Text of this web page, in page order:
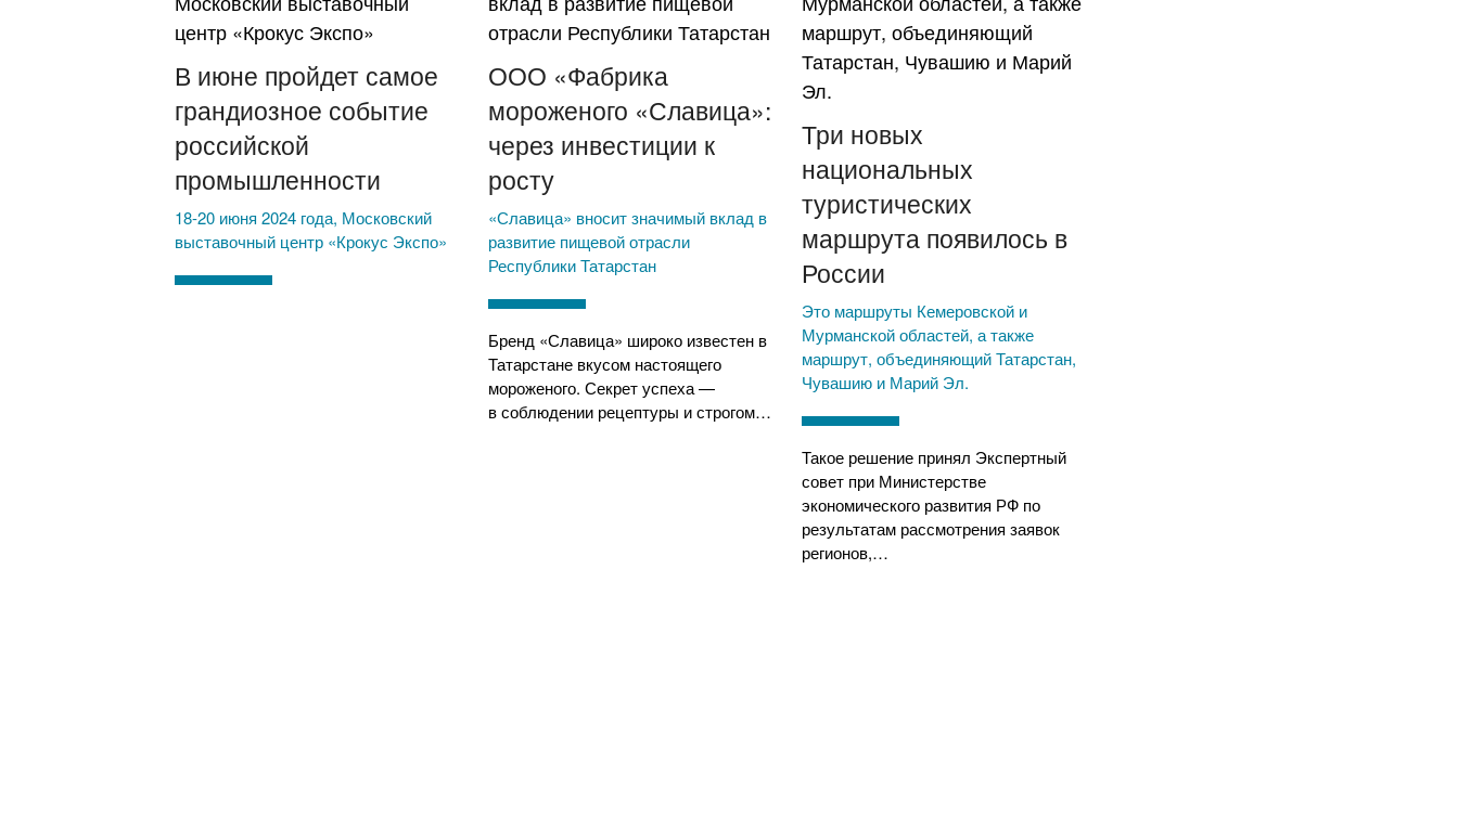
В июне пройдет самое
грандиозное событие
российской
промышленности
18-20 июня 2024 года, Московский
выставочный центр «Крокус Экспо»
ООО «Фабрика
мороженого «Славица»:
через инвестиции к
росту
«Славица» вносит значимый вклад в
развитие пищевой отрасли
Республики Татарстан
Бренд «Славица» широко известен в
Татарстане вкусом настоящего
мороженого. Секрет успеха —
в соблюдении рецептуры и строгом…
Три новых
национальных
туристических
маршрута появилось в
России
Это маршруты Кемеровской и
Мурманской областей, а также
маршрут, объединяющий Татарстан,
Чувашию и Марий Эл.
Такое решение принял Экспертный
совет при Министерстве
экономического развития РФ по
результатам рассмотрения заявок
регионов,…